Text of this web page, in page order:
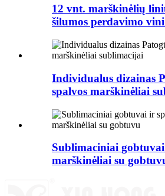
12 vnt. marškinėlių
šilumos perdavimo
Individualus dizainas
spalvos marškinėliai
Sublimaciniai
marškinėliai su